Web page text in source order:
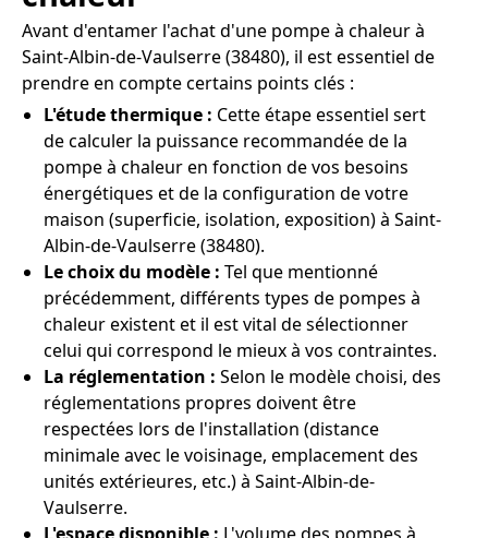
Avant d'entamer l'achat d'une pompe à chaleur à
Saint-Albin-de-Vaulserre (38480), il est essentiel de
prendre en compte certains points clés :
L'étude thermique : Cette étape essentiel sert
de calculer la puissance recommandée de la
pompe à chaleur en fonction de vos besoins
énergétiques et de la configuration de votre
maison (superficie, isolation, exposition) à Saint-
Albin-de-Vaulserre (38480).
Le choix du modèle : Tel que mentionné
précédemment, différents types de pompes à
chaleur existent et il est vital de sélectionner
celui qui correspond le mieux à vos contraintes.
La réglementation : Selon le modèle choisi, des
réglementations propres doivent être
respectées lors de l'installation (distance
minimale avec le voisinage, emplacement des
unités extérieures, etc.) à Saint-Albin-de-
Vaulserre.